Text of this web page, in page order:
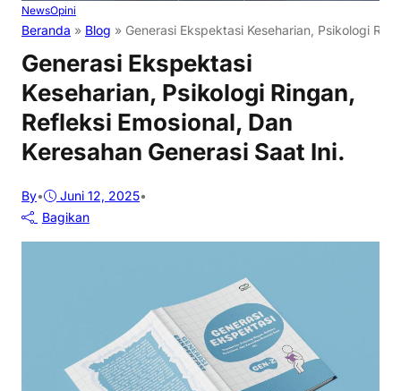
NewsOpini
Beranda » Blog » Generasi Ekspektasi Keseharian, Psikologi
Generasi Ekspektasi
Keseharian, Psikologi Ringan,
Refleksi Emosional, Dan
Keresahan Generasi Saat Ini.
By• Juni 12, 2025•
Bagikan